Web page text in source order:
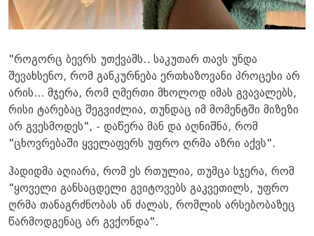
"როგორც ბევრს უთქვამს.. საკუთარ თავს უნდა
შევახსენო, რომ განკურნება ერთხაზოვანი პროცესი არ
არის... მჯერა, რომ ღმერთი მხოლოდ იმას გვავალებს,
რისი ტარებაც შეგვიძლია, თუნდაც იმ მომენტში მიზეზი
არ გვესმოდეს", - დაწერა მან და აღნიშნა, რომ
"ცხოვრებაში ყველაფერს უფრო ღრმა აზრი აქვს".
ჰადიდმა აღიარა, რომ ეს რთულია, თუმცა სჯერა, რომ
"ყოველი განსაცდელი გვიტოვებს გაკვეთილს, უფრო
ღრმა თანაგრძნობას ან ძალას, რომლის არსებობაზეც
წარმოდგენაც არ გვქონდა".